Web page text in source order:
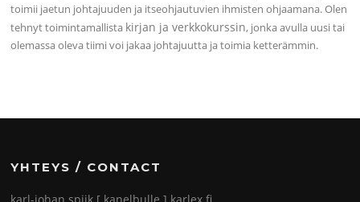
toimii jaetun johtajuuden ja itseohjautuvien ihmisten ohjaamana. Olen
tehnyt toimintamallista kirjan ja verkkokurssin, jonka avulla uusi tai
olemassa oleva tiimi voi jakaa johtajuutta ja toimia ketterämmin.
YHTEYS / CONTACT